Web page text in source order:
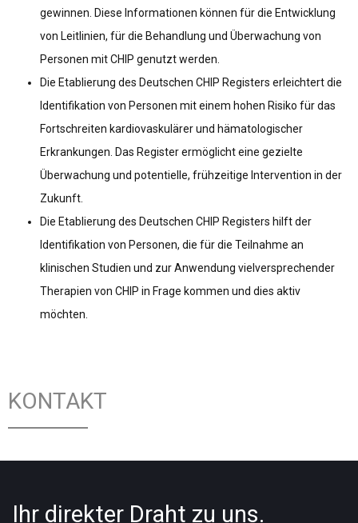
gewinnen. Diese Informationen können für die Entwicklung
von Leitlinien, für die Behandlung und Überwachung von
Personen mit CHIP genutzt werden.
Die Etablierung des Deutschen CHIP Registers erleichtert die
Identifikation von Personen mit einem hohen Risiko für das
Fortschreiten kardiovaskulärer und hämatologischer
Erkrankungen. Das Register ermöglicht eine gezielte
Überwachung und potentielle, frühzeitige Intervention in der
Zukunft.
Die Etablierung des Deutschen CHIP Registers hilft der
Identifikation von Personen, die für die Teilnahme an
klinischen Studien und zur Anwendung vielversprechender
Therapien von CHIP in Frage kommen und dies aktiv
möchten.
KONTAKT
Ihr direkter Draht zu uns.